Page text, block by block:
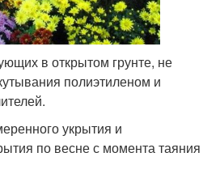
в открытом грунте, не
полиэтиленом и
укрытия и
по весне с момента таяния